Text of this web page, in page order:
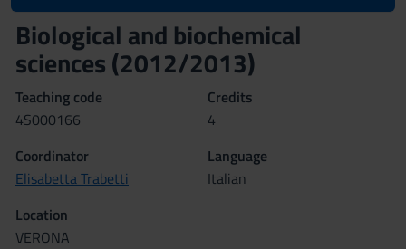
Biological and biochemical
sciences (2012/2013)
Teaching code
4S000166
Credits
4
Coordinator
Elisabetta Trabetti
Language
Italian
Location
VERONA